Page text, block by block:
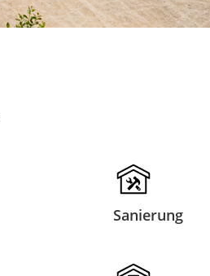
Sanierung